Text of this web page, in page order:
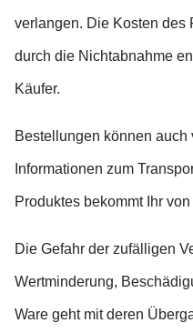
verlangen. Die Kosten des
durch die Nichtabnahme
Käufer.
Bestellungen können auch
Informationen zum
Produktes bekommt Ihr von
Die Gefahr der zufälligen
Wertminderung,
Ware geht mit deren